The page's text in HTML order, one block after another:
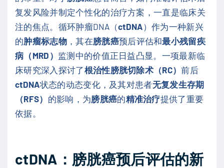
复发风险并制定个性化的治疗方案，一直是临床关
注的焦点。循环肿瘤DNA（ctDNA）作为一种新兴
的肿瘤标志物，其在膀胱癌预后评估和最小残留疾
病（MRD） 监测中的价值正日益凸显。一项最新临
床研究深入探讨了根治性膀胱切除术（RC）前后
ctDNA状态的动态变化，及其对患者无复发生存期
（RFS） 的影响，为膀胱癌的精准治疗提供了重要
依据。
ctDNA：膀胱癌预后评估的新